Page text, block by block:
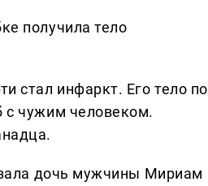
получила тело
стал инфаркт. Его тело по
с чужим человеком.
дочь мужчины Мириам